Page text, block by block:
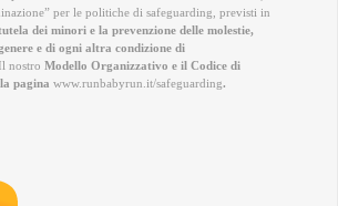
per le politiche di safeguarding, previsti in
dei minori e la prevenzione delle molestie,
e di ogni altra condizione di
Il nostro Modello Organizzativo e il Codice di
pagina www.runbabyrun.it/safeguarding.